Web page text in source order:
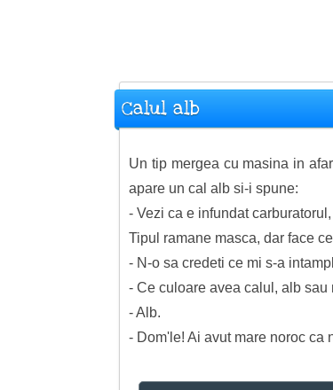
Calul alb
Un tip mergea cu masina in
apare un cal alb si-i spune:
- Vezi ca e infundat
Tipul ramane masca, dar face
- N-o sa credeti ce mi s-a
- Ce culoare avea calul, alb
- Alb.
- Dom'le! Ai avut mare noroc ca